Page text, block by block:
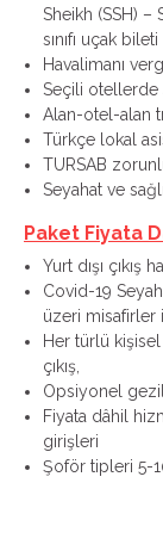
Sheikh (SSH)
sınıfı uçak bileti
Havalimanı
Seçili otellerde
Alan-otel-alan
Türkçe lokal
TURSAB
Seyahat ve
Paket Fiyata
Yurt dışı çıkış
Covid-19
üzeri misafirler
Her türlü
çıkış,
Opsiyonel
Fiyata dâhil
girişleri
Şoför tipleri 5-